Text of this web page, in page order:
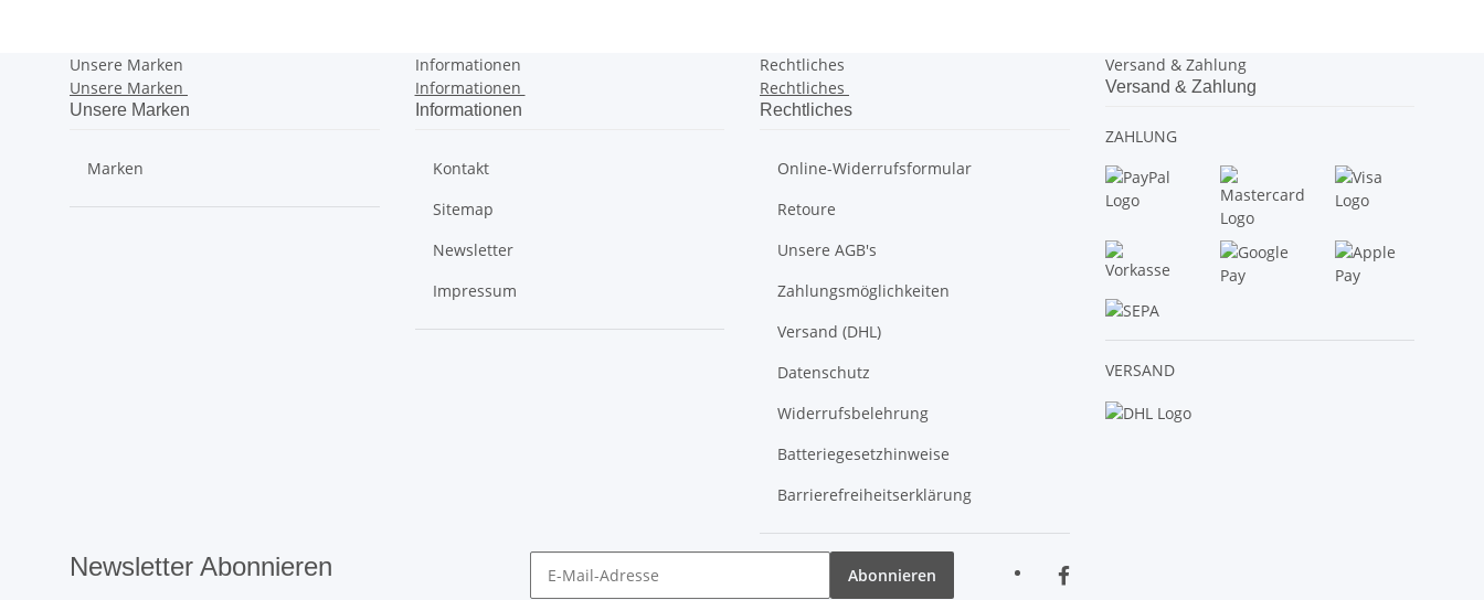
Unsere Marken
Unsere Marken
Unsere Marken
Marken
Informationen
Informationen
Informationen
Kontakt
Sitemap
Newsletter
Impressum
Rechtliches
Rechtliches
Rechtliches
Online-Widerrufsformular
Retoure
Unsere AGB's
Zahlungsmöglichkeiten
Versand (DHL)
Datenschutz
Widerrufsbelehrung
Batteriegesetzhinweise
Barrierefreiheitserklärung
Versand & Zahlung
Versand & Zahlung
ZAHLUNG
VERSAND
Newsletter Abonnieren Abonnieren